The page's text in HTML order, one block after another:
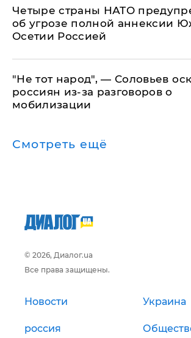
Четыре страны НАТО
об угрозе полной аннексии
Осетии Россией
​"Не тот народ", — Соловьев
россиян из-за разговоров о
мобилизации
Смотреть ещё
© 2026, Диалог.ua
Все права защищены.
Новости Украина
россия